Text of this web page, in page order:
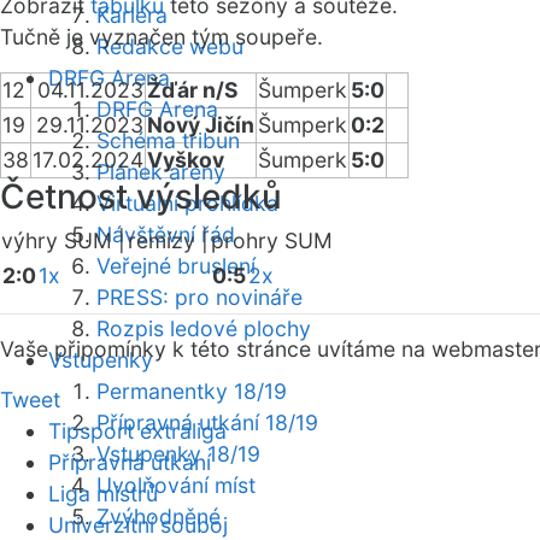
Kariéra
Redakce webu
DRFG Arena
DRFG Arena
Schéma tribun
Plánek areny
Virtuální prohlídka
Návštěvní řád
Veřejné bruslení
PRESS: pro novináře
Rozpis ledové plochy
Vstupenky
Permanentky 18/19
Přípravná utkání 18/19
Vstupenky 18/19
Uvolňování míst
Zvýhodněné
Zobrazit tabulku této sezóny a soutěže.
Tučně je vyznačen tým soupeře.
12 04.11.2023Žďár n/S Šumperk 5:0
19 29.11.2023Nový Jičín Šumperk 0:2
38 17.02.2024Vyškov Šumperk 5:0
Četnost výsledků
výhry SUM |remízy |prohry SUM
2:01x 0:52x
Vaše připomínky k této stránce uvítáme na webmaster
Tweet
Tipsport extraliga
Přípravná utkání
Liga mistrů
Univerzitní souboj